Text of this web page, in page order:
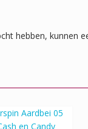
hebben, kunnen